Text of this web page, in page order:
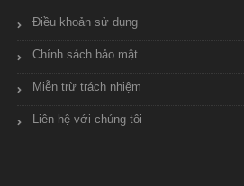
Điều khoản sử dụng
Chính sách bảo mật
Miễn trừ trách nhiệm
Liên hệ với chúng tôi